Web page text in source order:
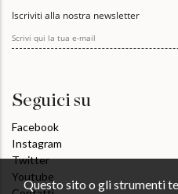
Iscriviti alla nostra newsletter
Seguici su
Facebook
Instagram
Twitter
Youtube
Questo sito o gli strumenti